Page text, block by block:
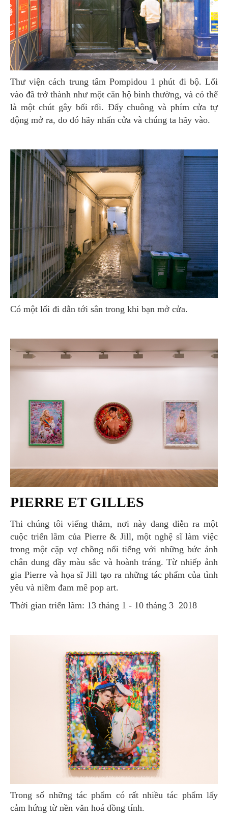
Thư viện cách trung tâm Pompidou 1 phút đi bộ. Lối
vào đã trở thành như một căn hộ bình thường, và có thể
là một chút gây bối rối. Đẩy chuông và phím cửa tự
động mở ra, do đó hãy nhấn cửa và chúng ta hãy vào.
Có một lối đi dẫn tới sân trong khi bạn mở cửa.
PIERRE ET GILLES
Thi chúng tôi viếng thăm, nơi này đang diễn ra một
cuộc triển lãm của Pierre & Jill, một nghệ sĩ làm việc
trong một cặp vợ chồng nổi tiếng với những bức ảnh
chân dung đầy màu sắc và hoành tráng. Từ nhiếp ảnh
gia Pierre và họa sĩ Jill tạo ra những tác phẩm của tình
yêu và niềm đam mê pop art.
Thời gian triển lãm: 13 tháng 1 - 10 tháng 3 2018
Trong số những tác phẩm có rất nhiều tác phẩm lấy
cảm hứng từ nền văn hoá đồng tính.